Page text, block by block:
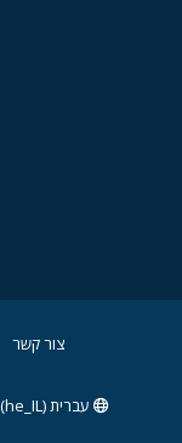
צור קשר
עברית (he_IL)